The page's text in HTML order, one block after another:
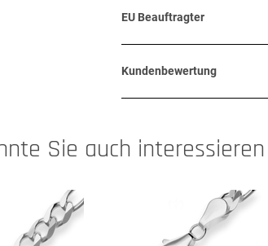
EU Beauftragter
Kundenbewertung
Sie auch interessieren